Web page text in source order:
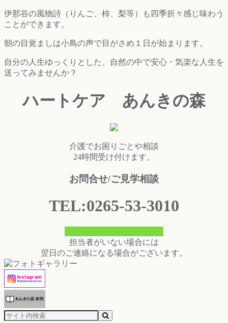
伊那谷の風物詩（りんご、柿、梨等）も四季折々感じ味わう
ことができます。
朝の目覚ましは小鳥の声で目がさめ１日が始まります。
自分の人生ゆっくりとした、自然の中で安心・気楽な人生を
送ってみませんか？
ハートケア あんきの森
介護でお困りごとや相談
24時間受け付けます。
お問合せ/ご見学相談
TEL:0265-53-3010
担当者がいない場合には
翌日のご連絡になる場合がございます。